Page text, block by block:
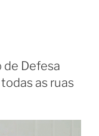
de Defesa
as ruas